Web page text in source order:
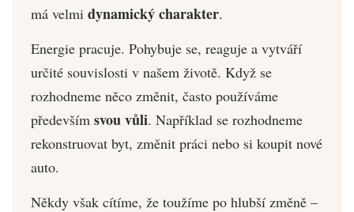
má velmi dynamický charakter.
Energie pracuje. Pohybuje se, reaguje a vytváří
určité souvislosti v našem životě. Když se
rozhodneme něco změnit, často používáme
především svou vůli. Například se rozhodneme
rekonstruovat byt, změnit práci nebo si koupit nové
auto.
Někdy však cítíme, že toužíme po hlubší změně –